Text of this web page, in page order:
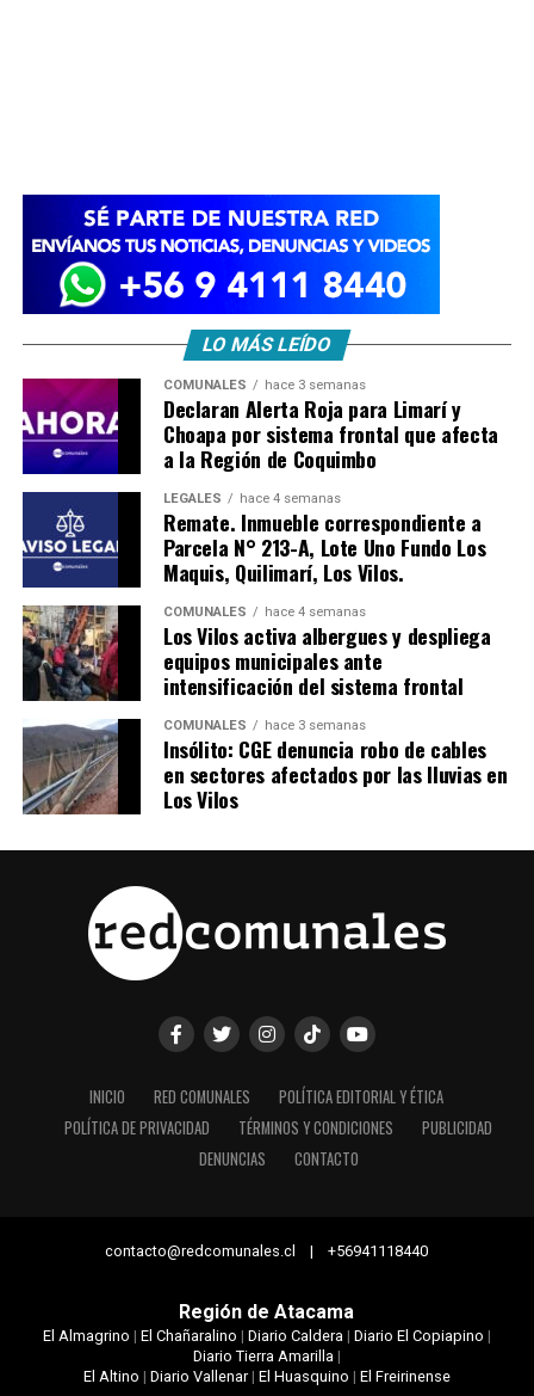
LO MÁS LEÍDO
COMUNALES hace 3 semanas
Declaran Alerta Roja para Limarí y
Choapa por sistema frontal que afecta
a la Región de Coquimbo
LEGALES hace 4 semanas
Remate. Inmueble correspondiente a
Parcela N° 213-A, Lote Uno Fundo Los
Maquis, Quilimarí, Los Vilos.
COMUNALES hace 4 semanas
Los Vilos activa albergues y despliega
equipos municipales ante
intensificación del sistema frontal
COMUNALES hace 3 semanas
Insólito: CGE denuncia robo de cables
en sectores afectados por las lluvias en
Los Vilos
INICIO RED COMUNALES
POLÍTICA EDITORIAL Y ÉTICA
POLÍTICA DE PRIVACIDAD
TÉRMINOS Y CONDICIONES
PUBLICIDAD
DENUNCIAS
CONTACTO
contacto@redcomunales.cl | +56941118440
Región de Atacama
El Almagrino | El Chañaralino | Diario Caldera| Diario El Copiapino |
Diario Tierra Amarilla|
El Altino | Diario Vallenar| El Huasquino | El Freirinense